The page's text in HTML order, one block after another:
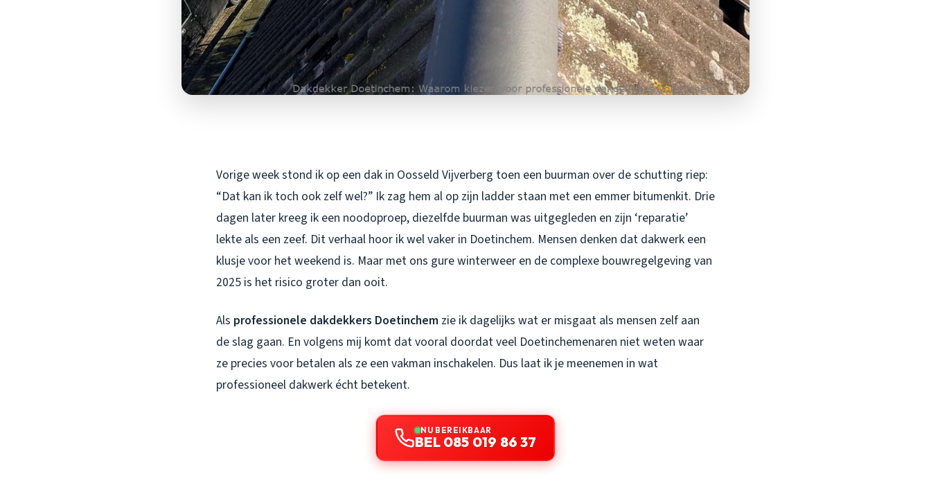
Vorige week stond ik op een dak in Oosseld Vijverberg toen een buurman over de schutting riep:
“Dat kan ik toch ook zelf wel?” Ik zag hem al op zijn ladder staan met een emmer bitumenkit. Drie
dagen later kreeg ik een noodoproep, diezelfde buurman was uitgegleden en zijn ‘reparatie’
lekte als een zeef. Dit verhaal hoor ik wel vaker in Doetinchem. Mensen denken dat dakwerk een
klusje voor het weekend is. Maar met ons gure winterweer en de complexe bouwregelgeving van
2025 is het risico groter dan ooit.
Als professionele dakdekkers Doetinchem zie ik dagelijks wat er misgaat als mensen zelf aan
de slag gaan. En volgens mij komt dat vooral doordat veel Doetinchemenaren niet weten waar
ze precies voor betalen als ze een vakman inschakelen. Dus laat ik je meenemen in wat
professioneel dakwerk écht betekent.
NU BEREIKBAAR
BEL 085 019 86 37